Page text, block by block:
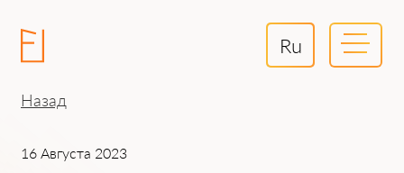
Ru
Назад
16 Августа 2023